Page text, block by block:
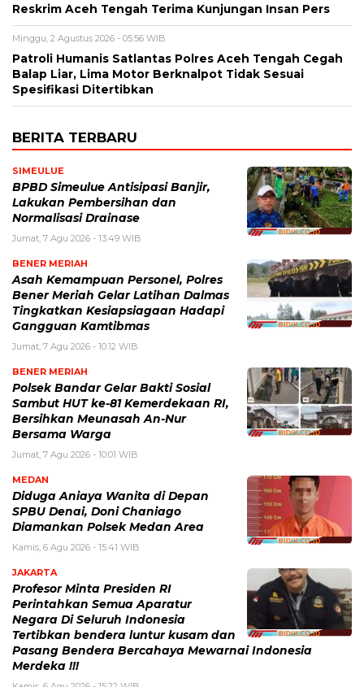
Reskrim Aceh Tengah Terima Kunjungan Insan Pers
Minggu, 2 Agustus 2026 - 05:56 WIB
Patroli Humanis Satlantas Polres Aceh Tengah Cegah
Balap Liar, Lima Motor Berknalpot Tidak Sesuai
Spesifikasi Ditertibkan
BERITA TERBARU
SIMEULUE
BPBD Simeulue Antisipasi Banjir,
Lakukan Pembersihan dan
Normalisasi Drainase
Jumat, 7 Agu 2026 - 13:49 WIB
BENER MERIAH
Asah Kemampuan Personel, Polres
Bener Meriah Gelar Latihan Dalmas
Tingkatkan Kesiapsiagaan Hadapi
Gangguan Kamtibmas
Jumat, 7 Agu 2026 - 10:12 WIB
BENER MERIAH
Polsek Bandar Gelar Bakti Sosial
Sambut HUT ke-81 Kemerdekaan RI,
Bersihkan Meunasah An-Nur
Bersama Warga
Jumat, 7 Agu 2026 - 10:01 WIB
MEDAN
Diduga Aniaya Wanita di Depan
SPBU Denai, Doni Chaniago
Diamankan Polsek Medan Area
Kamis, 6 Agu 2026 - 15:41 WIB
JAKARTA
Profesor Minta Presiden RI
Perintahkan Semua Aparatur
Negara Di Seluruh Indonesia
Tertibkan bendera luntur kusam dan
Pasang Bendera Bercahaya Mewarnai Indonesia
Merdeka !!!